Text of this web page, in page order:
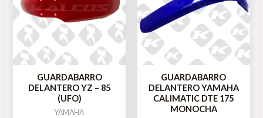
GUARDABARRO
DELANTERO YZ – 85
(UFO)
YAMAHA
GUARDABARRO
DELANTERO YAMAHA
CALIMATIC DTE 175
MONOCHA